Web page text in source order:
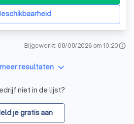
Bijgewerkt: 08/08/2026 om 10:20info
resultaten keyboard_arrow_down
niet in de lijst?
je gratis aan